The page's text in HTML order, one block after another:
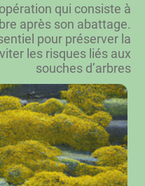
qui consiste à
après son abattage.
pour préserver la
les risques liés aux
souches d’arbres